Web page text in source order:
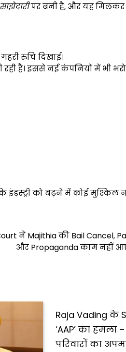
पर बनी है, और यह
रुचि दिखाई।
हैं। इससे नई कंपनियों में भी
इंडस्ट्री को बढ़ने में कोई मुश्किल
ने Majithia की Bail Cancel,
और Propaganda काम नहीं
Raja Vading के
‘AAP’ का
परिवारों का